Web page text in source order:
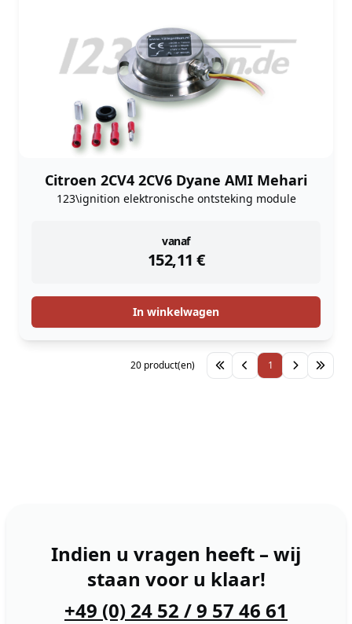
Citroen 2CV4 2CV6 Dyane AMI Mehari
123\ignition elektronische ontsteking module
vanaf
152,11 €
instock
In winkelwagen
1
20 product(en)
Indien u vragen heeft – wij
staan voor u klaar!
+49 (0) 24 52 / 9 57 46 61